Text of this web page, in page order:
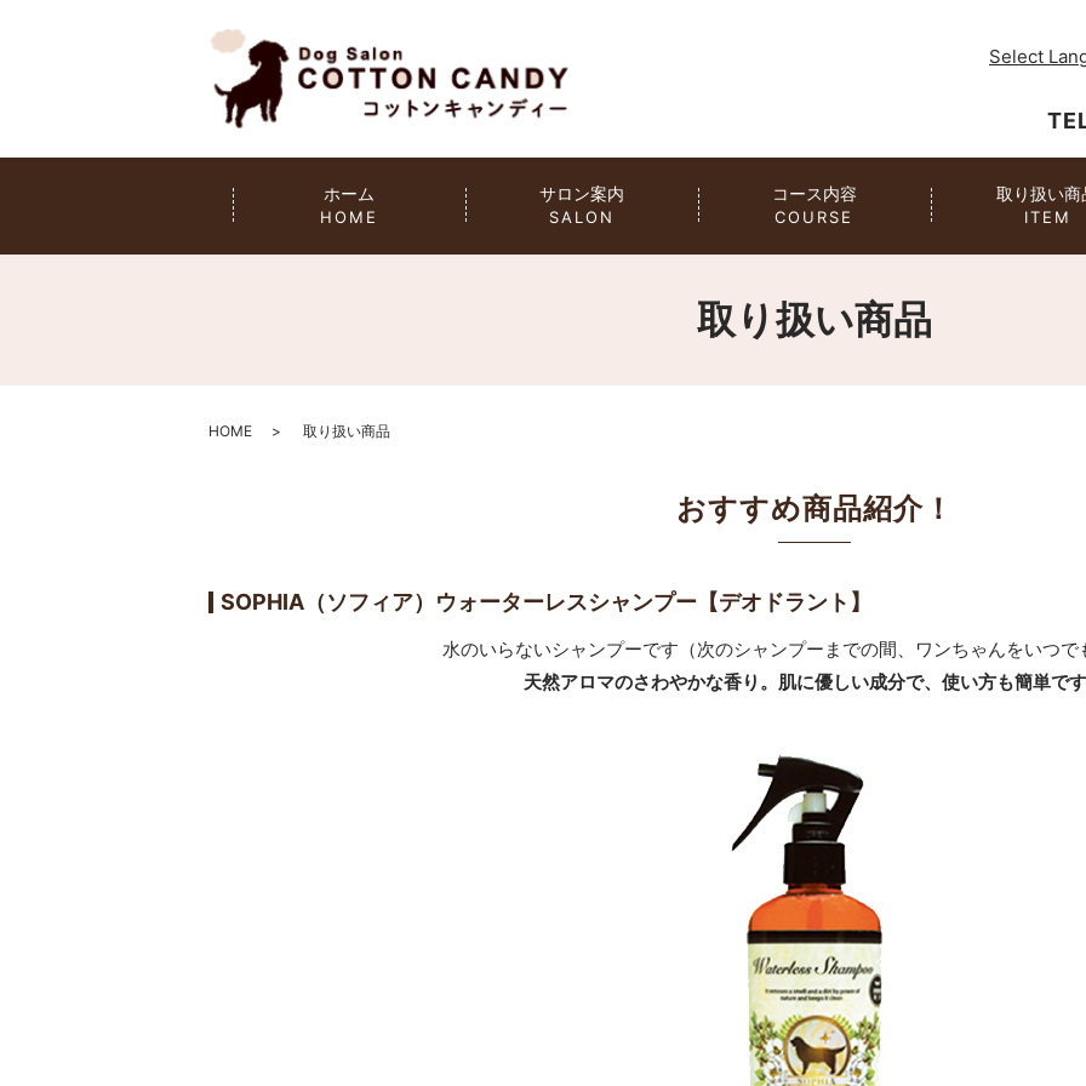
ホーム
HOME
サロン案内
SALON
コース内容
COURSE
取り扱い商
ITEM
Select
取り扱い商品
HOME 取り扱い商品
おすすめ商品紹介！
SOPHIA（ソフィア）ウォーターレスシャンプー【デオドラント】
水のいらないシャンプーです（次のシャンプーまでの間、ワンちゃんをいつで
天然アロマのさわやかな香り。肌に優しい成分で、使い方も簡単です